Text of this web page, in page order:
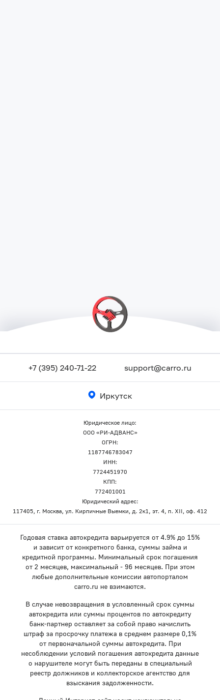
+7 (395) 240-71-22 support@carro.ru
Иркутск
Юридическое лицо:
ООО «РИ-АДВАНС»
ОГРН:
1187746783047
ИНН:
7724451970
КПП:
772401001
Юридический адрес:
117405, г. Москва, ул. Кирпичные Выемки, д. 2к1, эт. 4, п. XII, оф. 412
Годовая ставка автокредита варьируется от 4.9% до 15%
и зависит от конкретного банка, суммы займа и
кредитной программы. Минимальный срок погашения
от 2 месяцев, максимальный - 96 месяцев. При этом
любые дополнительные комиссии автопорталом
carro.ru не взимаются.
В случае невозвращения в условленный срок суммы
автокредита или суммы процентов по автокредиту
банк-партнер оставляет за собой право начислить
штраф за просрочку платежа в среднем размере 0,1%
от первоначальной суммы автокредита. При
несоблюдении условий погашения автокредита данные
о нарушителе могут быть переданы в специальный
реестр должников и коллекторское агентство для
взыскания задолженности.